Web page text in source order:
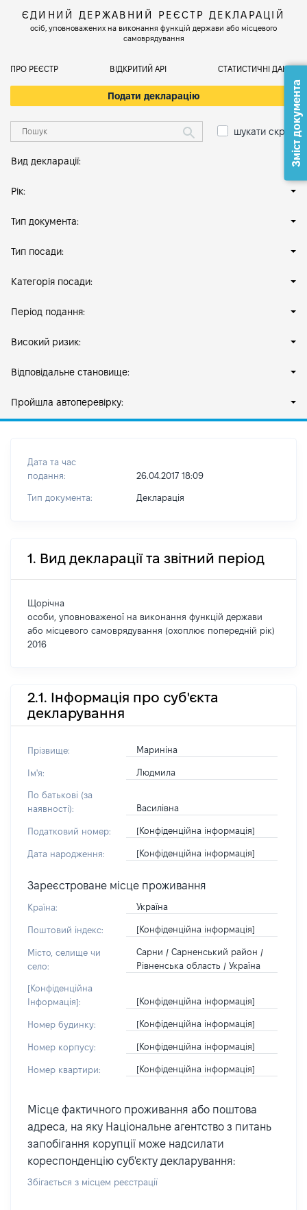
ЄДИНИЙ ДЕРЖАВНИЙ РЕЄСТР ДЕКЛАРАЦІЙ
осіб, уповноважених на виконання функцій держави або місцевого
самоврядування
ПРО РЕЄСТР ВІДКРИТИЙ АРІ СТАТИСТИЧНІ ДАНІ
Подати декларацію
шукати скрізь
Вид декларації:
Рік:
Тип документа:
Тип посади:
Категорія посади:
Період подання:
Високий ризик:
Відповідальне становище:
Пройшла автоперевірку:
Дата та час
подання:
26.04.2017 18:09
Тип документа: Декларація
1. Вид декларації та звітний період
Щорічна
особи, уповноваженої на виконання функцій держави
або місцевого самоврядування (охоплює попередній рік)
2016
2.1. Інформація про суб'єкта
декларування
Прізвище: Мариніна
Ім'я: Людмила
По батькові (за
наявності):
Василівна
Податковий номер: [Конфіденційна інформація]
Дата народження: [Конфіденційна інформація]
Зареєстроване місце проживання
Країна: Україна
Поштовий індекс: [Конфіденційна інформація]
Місто, селище чи
село:
Сарни / Сарненський район /
Рівненська область / Україна
[Конфіденційна
Інформація]:
[Конфіденційна інформація]
Номер будинку: [Конфіденційна інформація]
Номер корпусу: [Конфіденційна інформація]
Номер квартири: [Конфіденційна інформація]
Місце фактичного проживання або поштова
адреса, на яку Національне агентство з питань
запобігання корупції може надсилати
кореспонденцію суб'єкту декларування:
Збігається з місцем реєстрації
Зміст документа